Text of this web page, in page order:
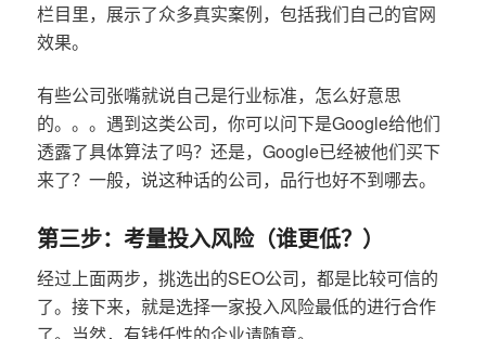
栏目里，展示了众多真实案例，包括我们自己的官网
效果。
有些公司张嘴就说自己是行业标准，怎么好意思
的。。。遇到这类公司，你可以问下是Google给他们
透露了具体算法了吗？还是，Google已经被他们买下
来了？一般，说这种话的公司，品行也好不到哪去。
第三步：考量投入风险（谁更低？）
经过上面两步，挑选出的SEO公司，都是比较可信的
了。接下来，就是选择一家投入风险最低的进行合作